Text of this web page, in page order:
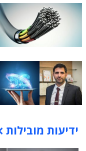
תוכן פרסומי
ידיעות מובילות